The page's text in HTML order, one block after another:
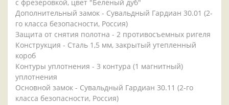
с фрезеровкой, цвет "Беленый дуб"
Дополнительный замок - Сувальдный Гардиан 30.01 (2-
го класса безопасности, Россия)
Защита от снятия полотна - 2 противосъемных ригеля
Конструкция - Сталь 1,5 мм, закрытый утепленный
короб
Контуры уплотнения - 3 контура (1 магнитный)
уплотнения
Основной замок - Сувальдный Гардиан 30.11 (2-го
класса безопасности, Россия)